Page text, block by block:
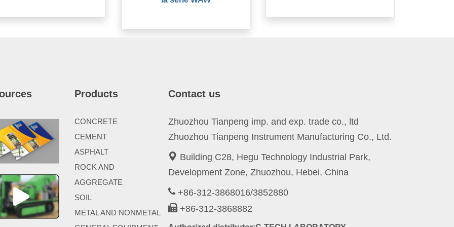
Products
CONCRETE
CEMENT
ASPHALT
ROCK AND
AGGREGATE
SOIL
METAL AND NONMETAL
Contact us
Zhuozhou Tianpeng imp. and exp. trade co., ltd
Zhuozhou Tianpeng Instrument Manufacturing Co., Ltd.
Building C28, Hegu Technology Industrial Park,
Development Zone, Zhuozhou, Hebei, China
+86-312-3868016/3852880
+86-312-3868882